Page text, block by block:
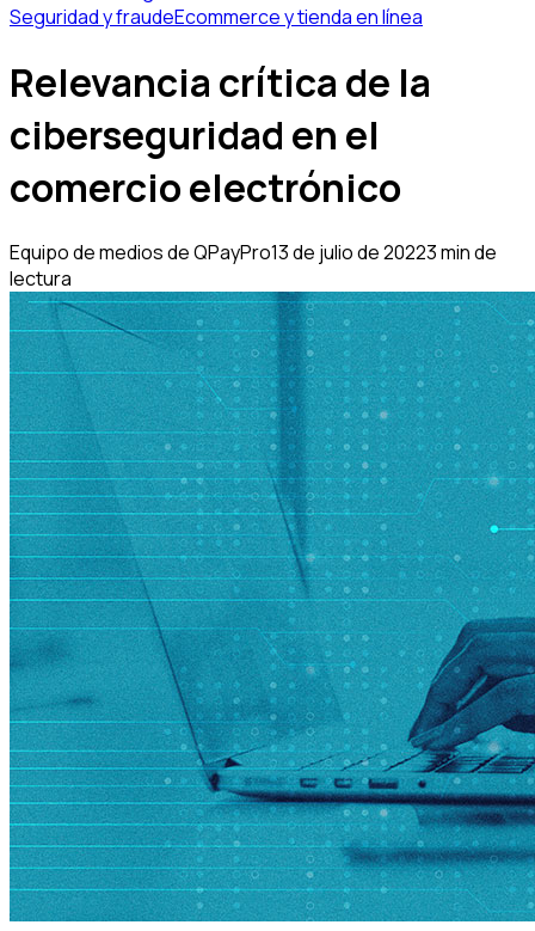
Seguridad y fraudeEcommerce y tienda en línea
Relevancia crítica de la
ciberseguridad en el
comercio electrónico
Equipo de medios de QPayPro13 de julio de 20223 min de
lectura